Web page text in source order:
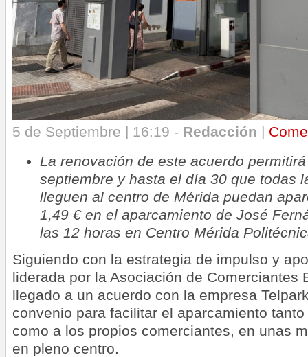
5 de Septiembre | 16:19 - Redacción |
La renovación de este acuerdo
septiembre y hasta el día 30 que todas
lleguen al centro de Mérida puedan
1,49 € en el aparcamiento de José
las 12 horas en Centro Mérida
Siguiendo con la estrategia de impulso y
liderada por la Asociación de Comerciantes
llegado a un acuerdo con la empresa
convenio para facilitar el aparcamiento
como a los propios comerciantes, en unas
en pleno centro.